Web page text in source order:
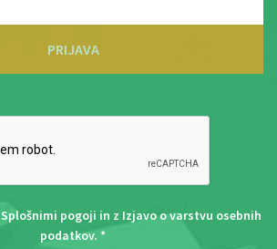
PRIJAVA
Splošnimi pogoji in z Izjavo o varstvu osebnih
podatkov. *